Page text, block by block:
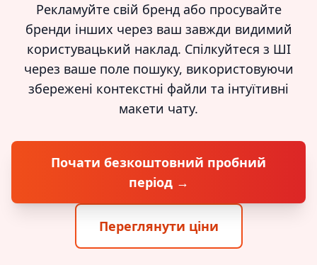
Рекламуйте свій бренд або просувайте
бренди інших через ваш завжди видимий
користувацький наклад. Спілкуйтеся з ШІ
через ваше поле пошуку, використовуючи
збережені контекстні файли та інтуїтивні
макети чату.
Почати безкоштовний пробний
період →
Переглянути ціни